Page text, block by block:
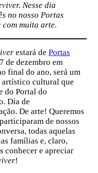
Nesse dia
no nosso Portas
muita arte.
estará dePortas
de dezembro em
final do ano, será um
cultural que
do Portal do
Dia de
De arte! Queremos
de nossos
todas aquelas
famílias e, claro,
conhecer e apreciar
!